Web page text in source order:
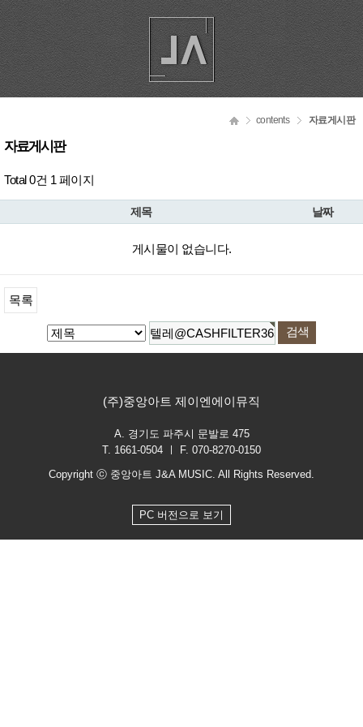
contents 자료게시판
자료게시판
Total 0건 1 페이지
제목 날짜
게시물이 없습니다.
목록
(주)중앙아트 제이엔에이뮤직
A. 경기도 파주시 문발로 475
T. 1661-0504 ㅣ F. 070-8270-0150
Copyright ⓒ 중앙아트 J&A MUSIC. All Rights Reserved.
PC 버전으로 보기